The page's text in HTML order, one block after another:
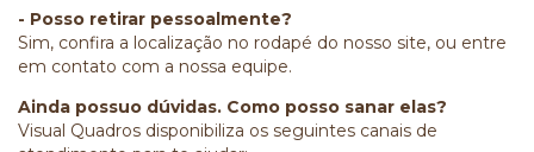
- Posso retirar pessoalmente?
Sim, confira a localização no rodapé do nosso site, ou entre
em contato com a nossa equipe.
Ainda possuo dúvidas. Como posso sanar elas?
Visual Quadros disponibiliza os seguintes canais de